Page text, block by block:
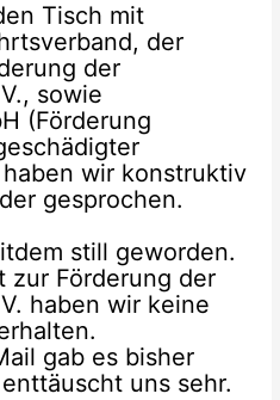
Tisch mit
der
der
sowie
(Förderung
wir konstruktiv
gesprochen.
still geworden.
zur Förderung der
haben wir keine
gab es bisher
uns sehr.